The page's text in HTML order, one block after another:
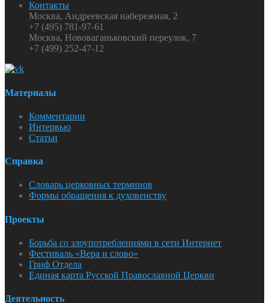
Контакты
Москва, Андреевская набережная, 2
+7 (495) 781-97-61
Москва, Нововаганьковский переулок, 7
+7 (499) 252-47-12
Материалы
Комментарии
Интервью
Статьи
Справка
Словарь церковных терминов
Формы обращения к духовенству
Проекты
Борьба со злоупотреблениями в сети Интернет
Фестиваль «Вера и слово»
Гриф Отдела
Единая карта Русской Православной Церкви
Деятельность